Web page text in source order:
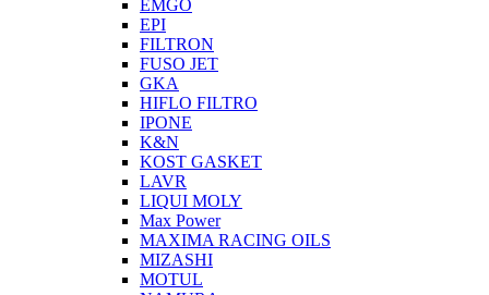
EMGO
EPI
FILTRON
FUSO JET
GKA
HIFLO FILTRO
IPONE
K&N
KOST GASKET
LAVR
LIQUI MOLY
Max Power
MAXIMA RACING OILS
MIZASHI
MOTUL